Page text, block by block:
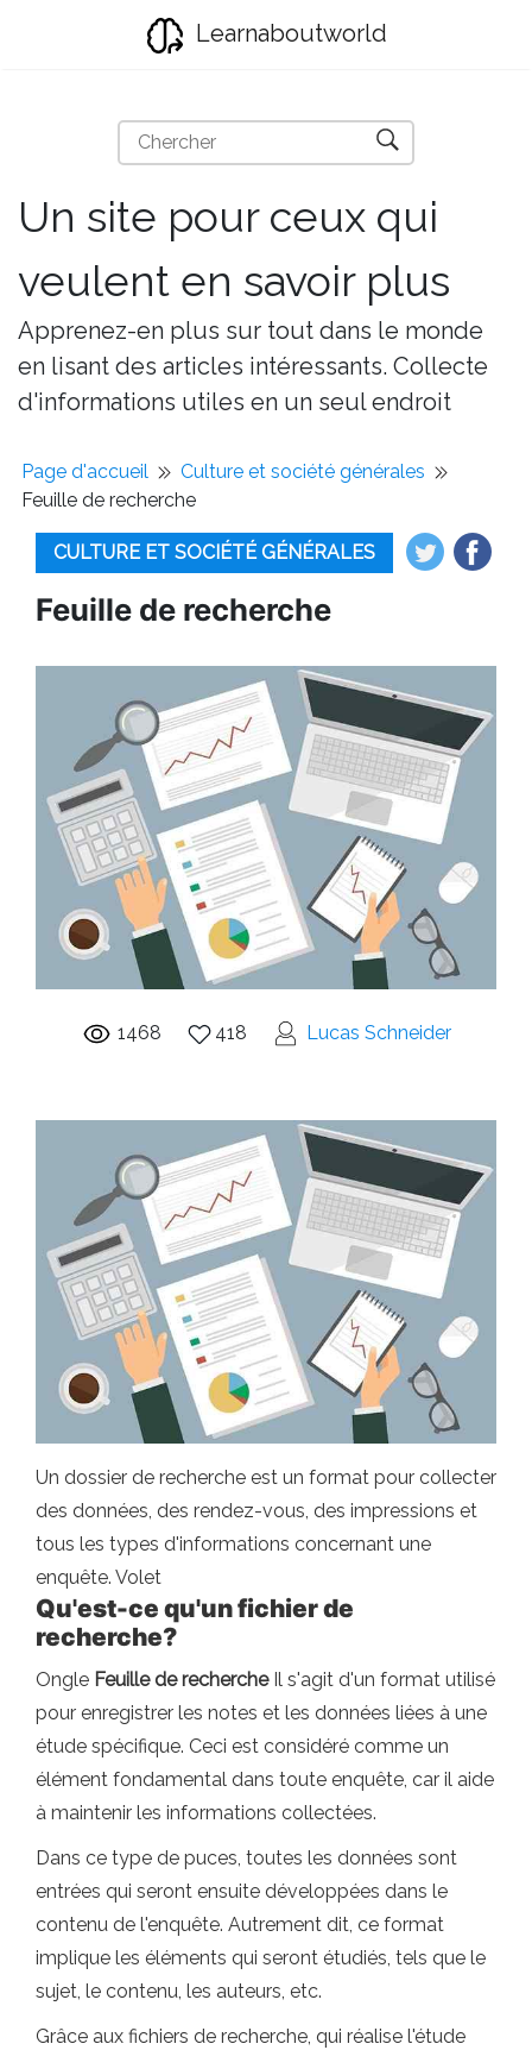
Learnaboutworld
Un site pour ceux qui
veulent en savoir plus
Apprenez-en plus sur tout dans le monde
en lisant des articles intéressants. Collecte
d'informations utiles en un seul endroit
Page d'accueil
Culture et société générales
Feuille de recherche
CULTURE ET SOCIÉTÉ GÉNÉRALES
Feuille de recherche
1468 418 Lucas Schneider
Un dossier de recherche est un format pour collecter
des données, des rendez-vous, des impressions et
tous les types d'informations concernant une
enquête. Volet
Qu'est-ce qu'un fichier de
recherche?
Ongle Feuille de rechercheIl s'agit d'un format utilisé
pour enregistrer les notes et les données liées à une
étude spécifique. Ceci est considéré comme un
élément fondamental dans toute enquête, car il aide
à maintenir les informations collectées.
Dans ce type de puces, toutes les données sont
entrées qui seront ensuite développées dans le
contenu de l'enquête. Autrement dit, ce format
implique les éléments qui seront étudiés, tels que le
sujet, le contenu, les auteurs, etc.
Grâce aux fichiers de recherche, qui réalise l'étude